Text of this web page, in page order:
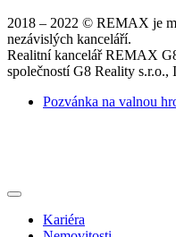
2018 – 2022 © REMAX je
nezávislých kanceláří.
Realitní kancelář REMAX
společností G8 Reality s.r.o.,
Pozvánka na valnou
Kariéra